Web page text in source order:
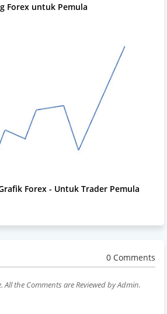
Forex untuk Pemula
Forex - Untuk Trader Pemula
0 Comments
All the Comments are Reviewed by Admin.